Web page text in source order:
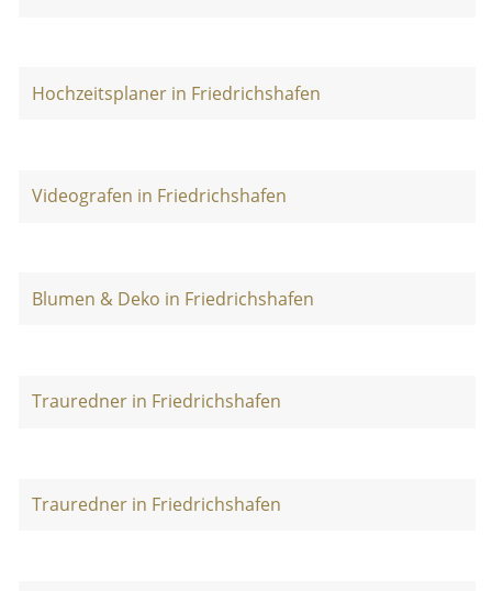
Hochzeitsplaner in Friedrichshafen
Videografen in Friedrichshafen
Blumen & Deko in Friedrichshafen
Trauredner in Friedrichshafen
Trauredner in Friedrichshafen